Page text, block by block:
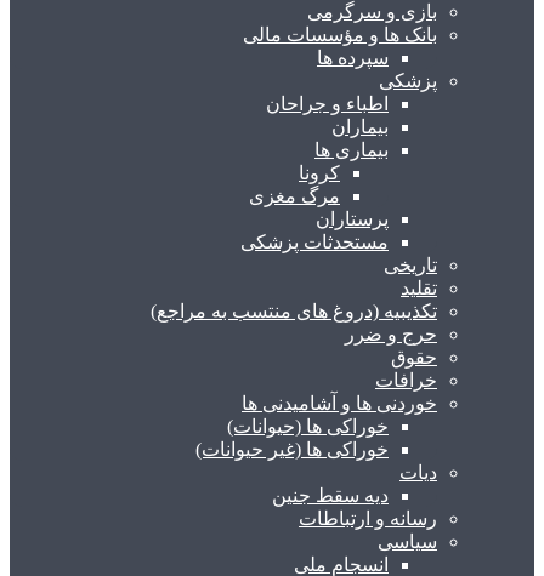
بازی و سرگرمی
بانک ها و مؤسسات مالی
سپرده ها
پزشکی
اطباء و جراحان
بیماران
بیماری ها
کرونا
مرگ مغزی
پرستاران
مستحدثات پزشکی
تاریخی
تقلید
تکذیبیه (دروغ های منتسب به مراجع)
حرج و ضرر
حقوق
خرافات
خوردنی ها و آشامیدنی ها
خوراکی ها (حیوانات)
خوراکی ها (غیر حیوانات)
دیات
دیه سقط جنین
رسانه و ارتباطات
سیاسی
انسجام ملی